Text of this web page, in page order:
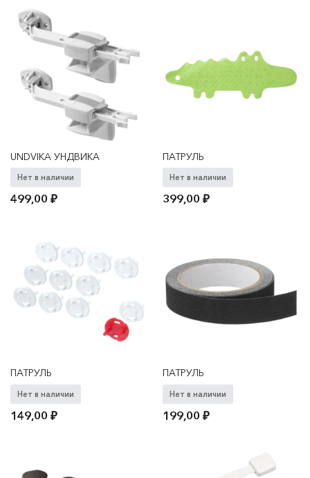
UNDVIKA УНДВИКА
Нет в наличии
499,00₽
ПАТРУЛЬ
Нет в наличии
399,00₽
ПАТРУЛЬ
Нет в наличии
149,00₽
ПАТРУЛЬ
Нет в наличии
199,00₽